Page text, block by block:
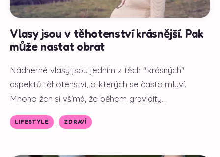
Vlasy jsou v těhotenství krásnější. Pak
může nastat obrat
Nádherné vlasy jsou jedním z těch "krásných"
aspektů těhotenství, o kterých se často mluví.
Mnoho žen si všímá, že během gravidity...
LIFESTYLE | ZDRAVÍ